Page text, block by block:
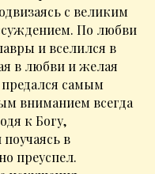
с великим
По любви
и вселился в
в любви и желая
предался самым
вниманием всегда
к Богу,
в
преуспел.